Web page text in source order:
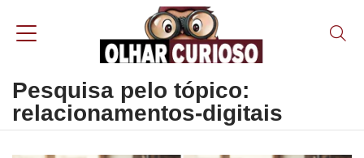
Pesquisa pelo tópico:
relacionamentos-digitais